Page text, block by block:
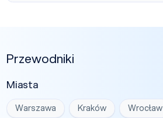
Przewodniki
Miasta
Warszawa Kraków Wrocław